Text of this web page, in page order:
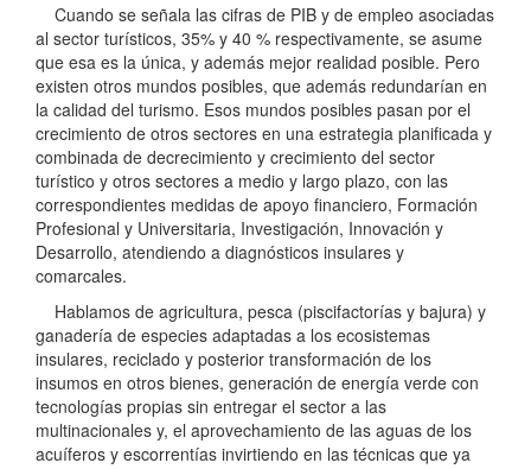
Cuando se señala las cifras de PIB y de empleo asociadas
al sector turísticos, 35% y 40 % respectivamente, se asume
que esa es la única, y además mejor realidad posible. Pero
existen otros mundos posibles, que además redundarían en
la calidad del turismo. Esos mundos posibles pasan por el
crecimiento de otros sectores en una estrategia planificada y
combinada de decrecimiento y crecimiento del sector
turístico y otros sectores a medio y largo plazo, con las
correspondientes medidas de apoyo financiero, Formación
Profesional y Universitaria, Investigación, Innovación y
Desarrollo, atendiendo a diagnósticos insulares y
comarcales.
Hablamos de agricultura, pesca (piscifactorías y bajura) y
ganadería de especies adaptadas a los ecosistemas
insulares, reciclado y posterior transformación de los
insumos en otros bienes, generación de energía verde con
tecnologías propias sin entregar el sector a las
multinacionales y, el aprovechamiento de las aguas de los
acuíferos y escorrentías invirtiendo en las técnicas que ya